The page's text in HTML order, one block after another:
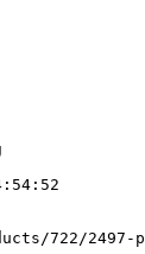
722/2497-